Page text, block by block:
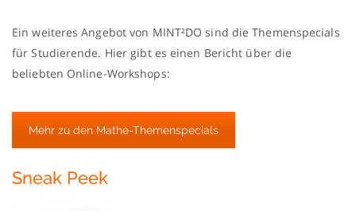
Ein weiteres Angebot von MINT²DO sind die Themenspecials
für Studierende. Hier gibt es einen Bericht über die
beliebten Online-Workshops:
Mehr zu den Mathe-Themenspecials
Sneak Peek